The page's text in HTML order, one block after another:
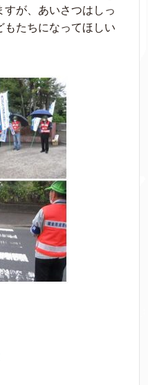
が、あいさつはしっ
もたちになってほしい